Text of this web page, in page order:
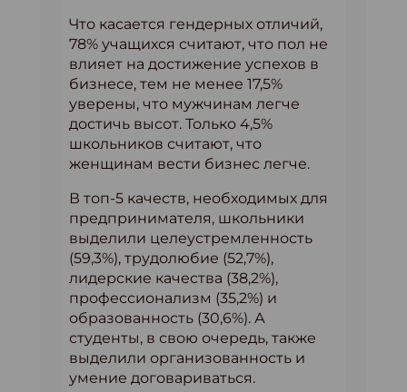
Что касается гендерных отличий,
78% учащихся считают, что пол не
влияет на достижение успехов в
бизнесе, тем не менее 17,5%
уверены, что мужчинам легче
достичь высот. Только 4,5%
школьников считают, что
женщинам вести бизнес легче.
В топ-5 качеств, необходимых для
предпринимателя, школьники
выделили целеустремленность
(59,3%), трудолюбие (52,7%),
лидерские качества (38,2%),
профессионализм (35,2%) и
образованность (30,6%). А
студенты, в свою очередь, также
выделили организованность и
умение договариваться.